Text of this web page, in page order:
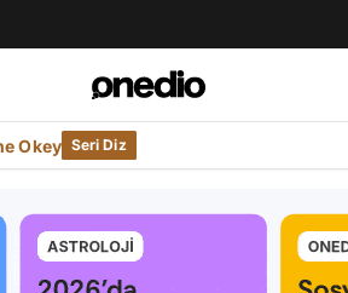
Okey Seri Diz